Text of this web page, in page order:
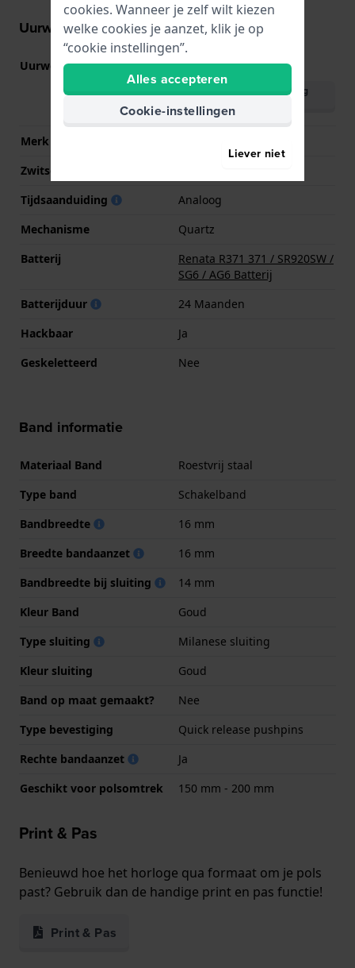
Uurwerk informatie
Uurwerk nr. VH63(Bekijk specificaties
Download handleiding
Merk uurwerk
Zwitsers uurwerk
Tijdsaanduiding
Analoog
Mechanisme
Quartz
Batterij
Renata R371 371 / SR920SW /
SG6 / AG6 Batterij
Batterijduur
24 Maanden
Hackbaar
Ja
Geskeletteerd
Nee
Band informatie
Materiaal Band
Roestvrij staal
Type band
Schakelband
Bandbreedte
16 mm
Breedte bandaanzet
16 mm
Bandbreedte bij sluiting
14 mm
Kleur Band
Goud
Type sluiting
Milanese sluiting
Kleur sluiting
Goud
Band op maat gemaakt?
Nee
Type bevestiging
Quick release pushpins
Rechte bandaanzet
Ja
Geschikt voor polsomtrek
150 mm - 200 mm
Print & Pas
Benieuwd hoe het horloge qua formaat om je pols
past? Gebruik dan de handige print en pas functie!
Print & Pas
cookies. Wanneer je zelf wilt kiezen
welke cookies je aanzet, klik je op
“cookie instellingen”.
Alles accepteren
Cookie-instellingen
Liever niet